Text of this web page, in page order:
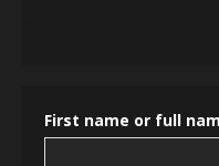
First name or full